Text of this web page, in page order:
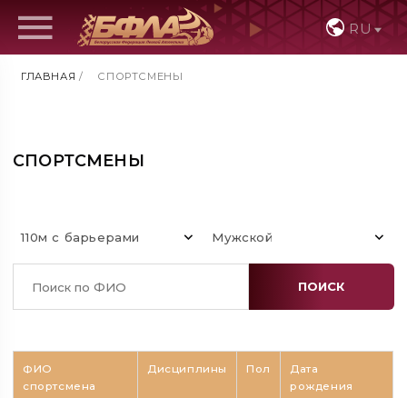
RU
ГЛАВНАЯ / СПОРТСМЕНЫ
СПОРТСМЕНЫ
110м с барьерами Мужской
ПОИСК
ФИО
спортсмена
Дисциплины Пол
Дата
рождения